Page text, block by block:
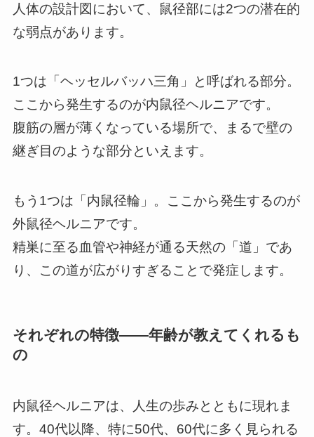
人体の設計図において、鼠径部には2つの潜在的
な弱点があります。
1つは「ヘッセルバッハ三角」と呼ばれる部分。
ここから発生するのが内鼠径ヘルニアです。
腹筋の層が薄くなっている場所で、まるで壁の
継ぎ目のような部分といえます。
もう1つは「内鼠径輪」。ここから発生するのが
外鼠径ヘルニアです。
精巣に至る血管や神経が通る天然の「道」であ
り、この道が広がりすぎることで発症します。
それぞれの特徴――年齢が教えてくれるも
の
内鼠径ヘルニアは、人生の歩みとともに現れま
す。40代以降、特に50代、60代に多く見られる